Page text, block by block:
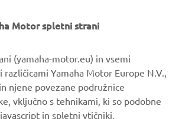
povzetek vsega dogajanja na reliju
spletno stran Yamaha Racing.
REZULTATI NA YAMAHA RACING
Motor spletni strani
(yamaha-motor.eu) in vsemi
Yamaha Motor Europe N.V.,
njene povezane podružnice
vključno s tehnikami, ki so podobne
in spletni vtičniki.